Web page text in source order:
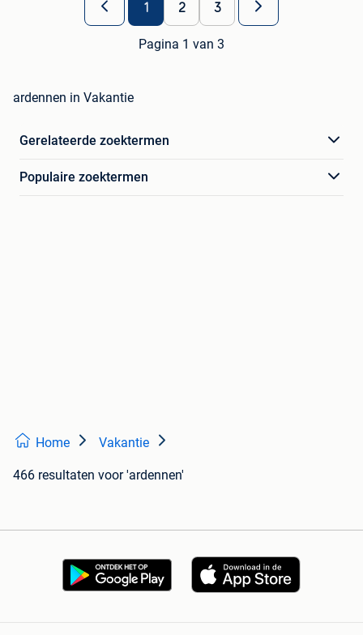
1 2 3
Pagina 1 van 3
ardennen in Vakantie
Gerelateerde zoektermen
Populaire zoektermen
Home Vakantie
466 resultaten voor 'ardennen'